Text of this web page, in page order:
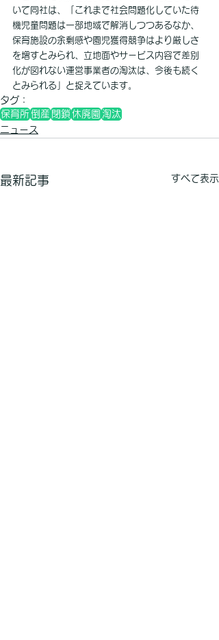
いて同社は、「これまで社会問題化していた待
機児童問題は一部地域で解消しつつあるなか、
保育施設の余剰感や園児獲得競争はより厳しさ
を増すとみられ、立地面やサービス内容で差別
化が図れない運営事業者の淘汰は、今後も続く
とみられる」と捉えています。
タグ：
保育所 倒産 閉鎖 休廃園 淘汰
ニュース
最新記事 すべて表示